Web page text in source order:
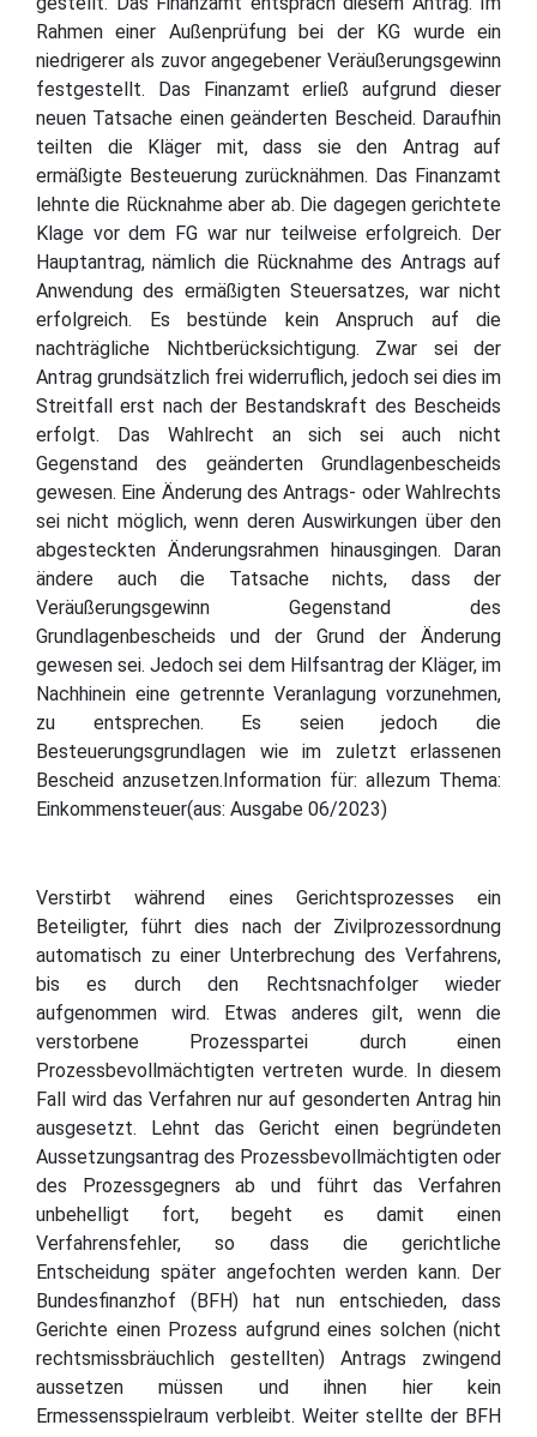
Rahmen einer Außenprüfung bei der KG wurde ein
niedrigerer als zuvor angegebener Veräußerungsgewinn
festgestellt. Das Finanzamt erließ aufgrund dieser
neuen Tatsache einen geänderten Bescheid. Daraufhin
teilten die Kläger mit, dass sie den Antrag auf
ermäßigte Besteuerung zurücknähmen. Das Finanzamt
lehnte die Rücknahme aber ab. Die dagegen gerichtete
Klage vor dem FG war nur teilweise erfolgreich. Der
Hauptantrag, nämlich die Rücknahme des Antrags auf
Anwendung des ermäßigten Steuersatzes, war nicht
erfolgreich. Es bestünde kein Anspruch auf die
nachträgliche Nichtberücksichtigung. Zwar sei der
Antrag grundsätzlich frei widerruflich, jedoch sei dies im
Streitfall erst nach der Bestandskraft des Bescheids
erfolgt. Das Wahlrecht an sich sei auch nicht
Gegenstand des geänderten Grundlagenbescheids
gewesen. Eine Änderung des Antrags- oder Wahlrechts
sei nicht möglich, wenn deren Auswirkungen über den
abgesteckten Änderungsrahmen hinausgingen. Daran
ändere auch die Tatsache nichts, dass der
Veräußerungsgewinn Gegenstand des
Grundlagenbescheids und der Grund der Änderung
gewesen sei. Jedoch sei dem Hilfsantrag der Kläger, im
Nachhinein eine getrennte Veranlagung vorzunehmen,
zu entsprechen. Es seien jedoch die
Besteuerungsgrundlagen wie im zuletzt erlassenen
Bescheid anzusetzen.Information für: allezum Thema:
Einkommensteuer(aus: Ausgabe 06/2023)
Verstirbt während eines Gerichtsprozesses ein
Beteiligter, führt dies nach der Zivilprozessordnung
automatisch zu einer Unterbrechung des Verfahrens,
bis es durch den Rechtsnachfolger wieder
aufgenommen wird. Etwas anderes gilt, wenn die
verstorbene Prozesspartei durch einen
Prozessbevollmächtigten vertreten wurde. In diesem
Fall wird das Verfahren nur auf gesonderten Antrag hin
ausgesetzt. Lehnt das Gericht einen begründeten
Aussetzungsantrag des Prozessbevollmächtigten oder
des Prozessgegners ab und führt das Verfahren
unbehelligt fort, begeht es damit einen
Verfahrensfehler, so dass die gerichtliche
Entscheidung später angefochten werden kann. Der
Bundesfinanzhof (BFH) hat nun entschieden, dass
Gerichte einen Prozess aufgrund eines solchen (nicht
rechtsmissbräuchlich gestellten) Antrags zwingend
aussetzen müssen und ihnen hier kein
Ermessensspielraum verbleibt. Weiter stellte der BFH